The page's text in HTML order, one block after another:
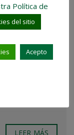
maravillosa
propio,
un refugio
LEER MÁS
Política de
del sitio
Acepto